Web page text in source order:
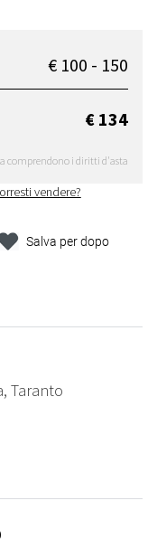
€ 100 - 150
€ 134
comprendono i diritti d'asta
vendere?
Salva per dopo
Taranto